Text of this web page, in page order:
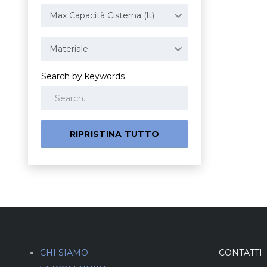
Max Capacità Cisterna (lt)
Materiale
Search by keywords
RIPRISTINA TUTTO
CHI SIAMO
CONTATTI